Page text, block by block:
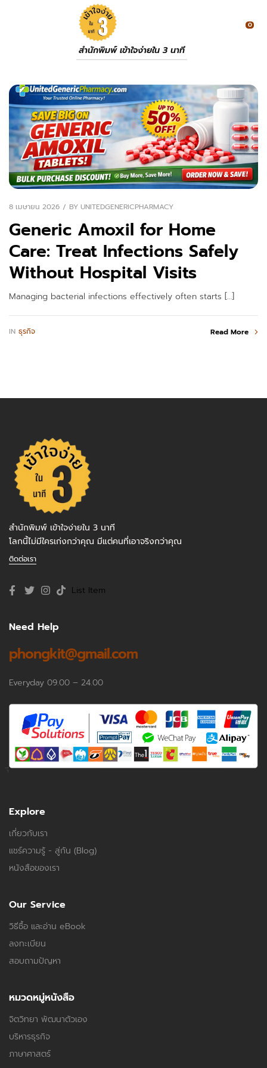
สำนักพิมพ์ เข้าใจง่ายใน 3 นาที
0
8 เมษายน 2026 BY UNITEDGENERICPHARMACY
Generic Amoxil for Home
Care: Treat Infections Safely
Without Hospital Visits
Managing bacterial infections effectively often starts […]
IN ธุรกิจ Read More
สำนักพิมพ์ เข้าใจง่ายใน 3 นาที
โลกนี้ไม่มีใครเก่งกว่าคุณ มีแต่คนที่เอาจริงกว่าคุณ
ติดต่อเรา
List Item
Need Help
phongkit@gmail.com
Everyday 09.00 – 24.00
Explore
เกี่ยวกับเรา
แชร์ความรู้ - สู่กัน (Blog)
หนังสือของเรา
Our Service
วิธีซื้อ และอ่าน eBook
ลงทะเบียน
สอบถามปัญหา
หมวดหมู่หนังสือ
จิตวิทยา พัฒนาตัวเอง
บริหารธุรกิจ
ภาษาศาสตร์